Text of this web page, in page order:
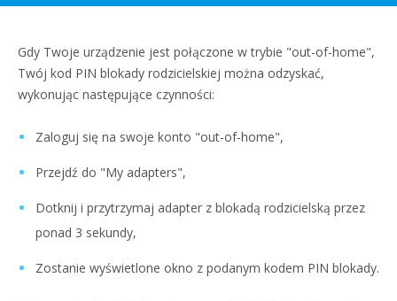
Gdy Twoje urządzenie jest połączone w trybie "out-of-home",
Twój kod PIN blokady rodzicielskiej można odzyskać,
wykonując następujące czynności:
Zaloguj się na swoje konto "out-of-home",
Przejdź do "My adapters",
Dotknij i przytrzymaj adapter z blokadą rodzicielską przez
ponad 3 sekundy,
Zostanie wyświetlone okno z podanym kodem PIN blokady.